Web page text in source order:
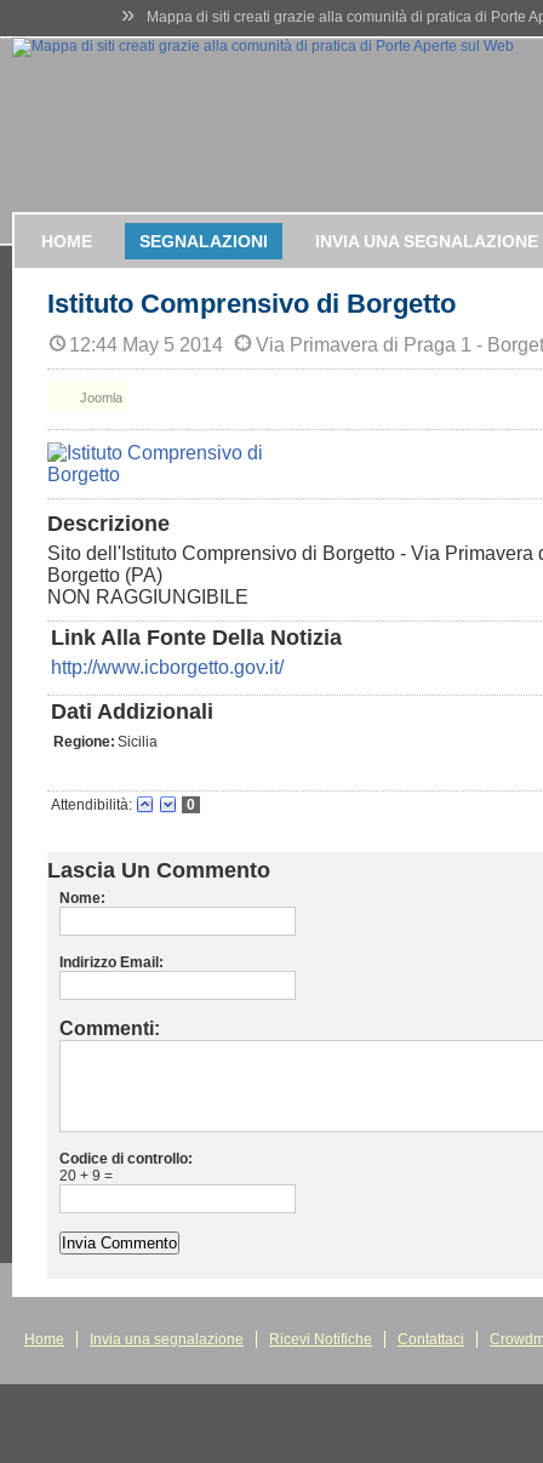
» Mappa di siti creati grazie alla comunità di pratica di Porte
HOME SEGNALAZIONI INVIA UNA SEGNALAZIONE
Istituto Comprensivo di Borgetto
12:44 May 5 2014 Via Primavera di Praga 1 -
Joomla
Descrizione
Sito dell'Istituto Comprensivo di Borgetto - Via Primavera
Borgetto (PA)
NON RAGGIUNGIBILE
Link Alla Fonte Della Notizia
http://www.icborgetto.gov.it/
Dati Addizionali
Regione: Sicilia
Attendibilità: 0
Lascia Un Commento
Nome:
Indirizzo Email:
Commenti:
Codice di controllo:
20 + 9 =
Home Invia una segnalazione Ricevi Notifiche Contattaci